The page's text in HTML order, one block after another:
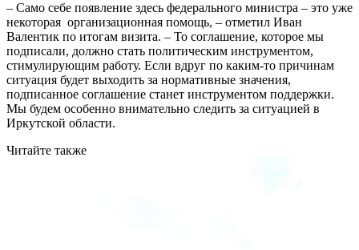
– Само себе появление здесь федерального министра – это уже
некоторая организационная помощь, – отметил Иван
Валентик по итогам визита. – То соглашение, которое мы
подписали, должно стать политическим инструментом,
стимулирующим работу. Если вдруг по каким-то причинам
ситуация будет выходить за нормативные значения,
подписанное соглашение станет инструментом поддержки.
Мы будем особенно внимательно следить за ситуацией в
Иркутской области.
Читайте также